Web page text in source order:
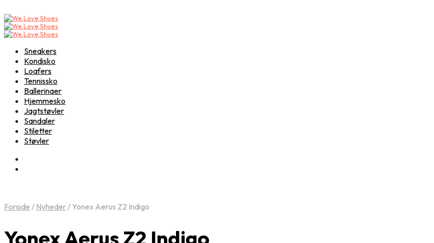
Sneakers
Kondisko
Loafers
Tennissko
Ballerinaer
Hjemmesko
Jagtstøvler
Sandaler
Stiletter
Støvler
Forside / Nyheder/ Yonex Aerus Z2 Indigo